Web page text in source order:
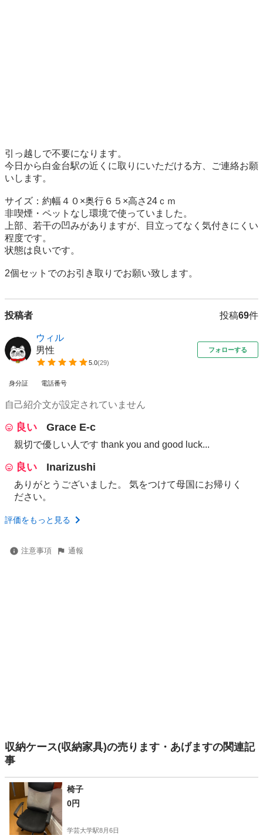
引っ越しで不要になります。
今日から白金台駅の近くに取りにいただける方、ご連絡お願
いします。
サイズ：約幅４０×奥行６５×高さ24ｃｍ
非喫煙・ペットなし環境で使っていました。
上部、若干の凹みがありますが、目立ってなく気付きにくい
程度です。
状態は良いです。
2個セットでのお引き取りでお願い致します。
投稿者 投稿69件
ウィル
男性
5.0(29)
フォローする
身分証 電話番号
自己紹介文が設定されていません
良い Grace E-c
親切で優しい人です thank you and good luck...
良い Inarizushi
ありがとうございました。 気をつけて母国にお帰りく
ださい。
評価をもっと見る
注意事項 通報
収納ケース(収納家具)の売ります・あげますの関連記
事
椅子
0円
学芸大学駅8月6日